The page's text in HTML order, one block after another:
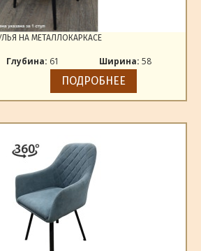
НА МЕТАЛЛОКАРКАСЕ
Глубина: 61 Ширина: 58
ПОДРОБНЕЕ